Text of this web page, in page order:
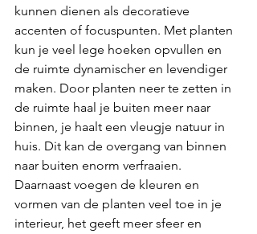
kunnen dienen als decoratieve
accenten of focuspunten. Met planten
kun je veel lege hoeken opvullen en
de ruimte dynamischer en levendiger
maken. Door planten neer te zetten in
de ruimte haal je buiten meer naar
binnen, je haalt een vleugje natuur in
huis. Dit kan de overgang van binnen
naar buiten enorm verfraaien.
Daarnaast voegen de kleuren en
vormen van de planten veel toe in je
interieur, het geeft meer sfeer en